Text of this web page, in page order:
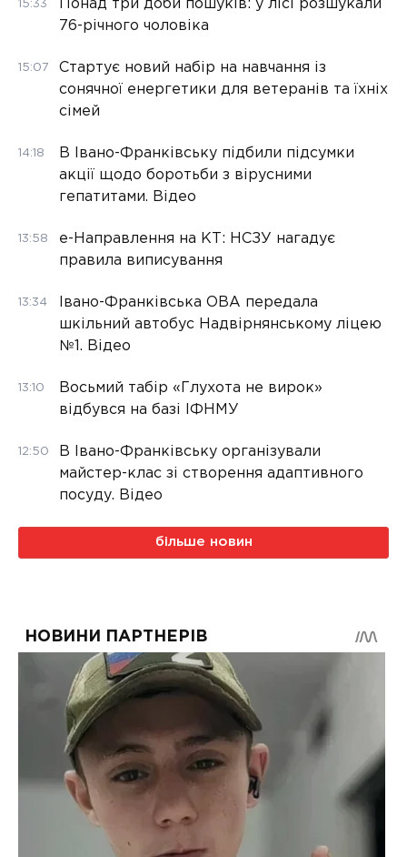
15:33
Понад три доби пошуків: у лісі розшукали
76-річного чоловіка
15:07
Стартує новий набір на навчання із
сонячної енергетики для ветеранів та їхніх
сімей
14:18
В Івано-Франківську підбили підсумки
акції щодо боротьби з вірусними
гепатитами. Відео
13:58
е-Направлення на КТ: НСЗУ нагадує
правила виписування
13:34
Івано-Франківська ОВА передала
шкільний автобус Надвірнянському ліцею
№1. Відео
13:10
Восьмий табір «Глухота не вирок»
відбувся на базі ІФНМУ
12:50
В Івано-Франківську організували
майстер-клас зі створення адаптивного
посуду. Відео
більше новин